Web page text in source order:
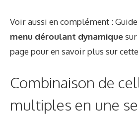
Voir aussi en complément :
menu déroulant dynamiquesur
page pour en savoir plus sur
Combinaison de
multiples en une